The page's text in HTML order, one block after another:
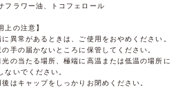
フラワー油、トコフェロール
上の注意】
に異常があるときは、ご使用をおやめください。
の手の届かないところに保管してください。
光の当たる場所、極端に高温または低温の場所に
ないでください。
後はキャップをしっかりお閉めください。